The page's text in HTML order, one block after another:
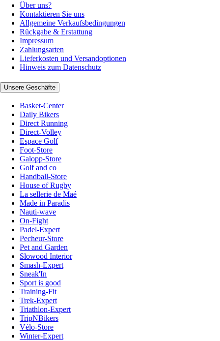
Über uns?
Kontaktieren Sie uns
Allgemeine Verkaufsbedingungen
Rückgabe & Erstattung
Impressum
Zahlungsarten
Lieferkosten und Versandoptionen
Hinweis zum Datenschutz
Unsere Geschäfte
Basket-Center
Daily Bikers
Direct Running
Direct-Volley
Espace Golf
Foot-Store
Galopp-Store
Golf and co
Handball-Store
House of Rugby
La sellerie de Maé
Made in Paradis
Nauti-wave
On-Fight
Padel-Expert
Pecheur-Store
Pet and Garden
Slowood Interior
Smash-Expert
Sneak'In
Sport is good
Training-Fit
Trek-Expert
Triathlon-Expert
TripNBikers
Vélo-Store
Winter-Expert